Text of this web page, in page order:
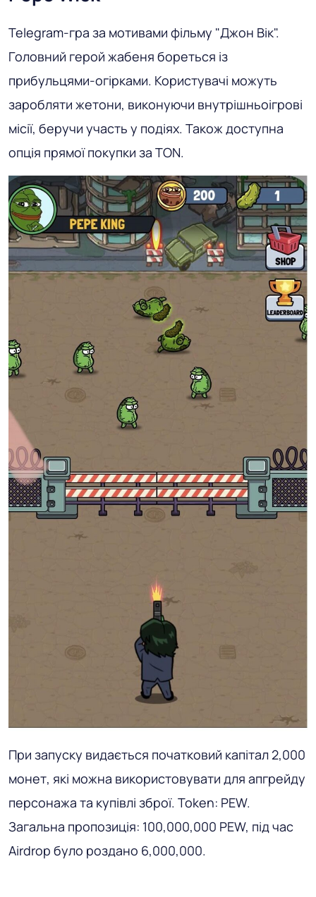
Telegram-гра за мотивами фільму "Джон Вік".
Головний герой жабеня бореться із
прибульцями-огірками. Користувачі можуть
заробляти жетони, виконуючи внутрішньоігрові
місії, беручи участь у подіях. Також доступна
опція прямої покупки за TON.
При запуску видається початковий капітал 2,000
монет, які можна використовувати для апгрейду
персонажа та купівлі зброї. Token: PEW.
Загальна пропозиція: 100,000,000 PEW, під час
Airdrop було роздано 6,000,000.